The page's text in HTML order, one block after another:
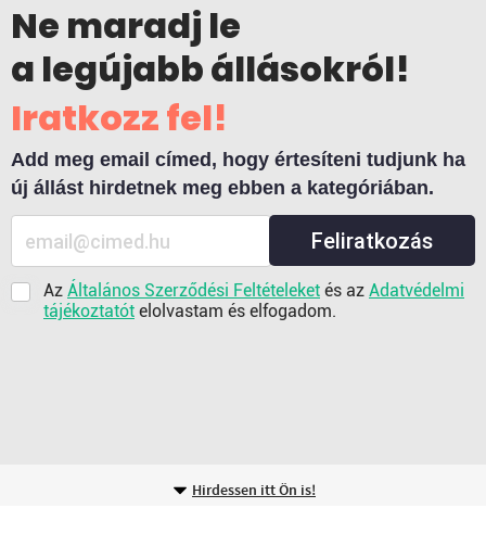
Ne maradj le
a legújabb állásokról!
Iratkozz fel!
Add meg email címed, hogy értesíteni tudjunk ha
új állást hirdetnek meg ebben a kategóriában.
Feliratkozás
Az Általános Szerződési Feltételeket és az Adatvédelmi
tájékoztatót elolvastam és elfogadom.
Hirdessen itt Ön is!